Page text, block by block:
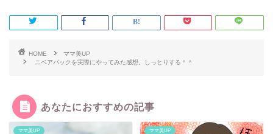
HOME
ママ美UP
ニベアパックを実際にやってみた感想。しっとりする＾＾
あなたにおすすめの記事
ママ美UP ママ美UP